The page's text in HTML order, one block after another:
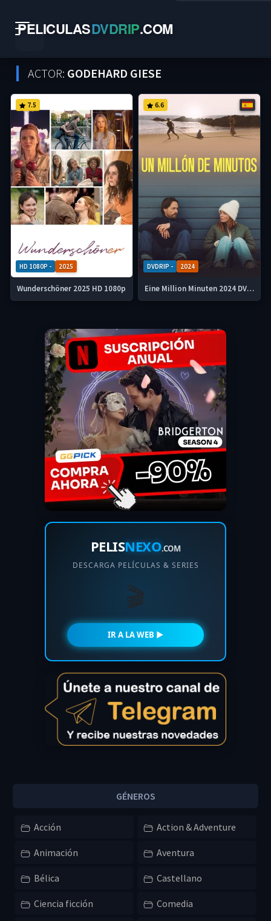
PELICULASDVDRIP.COM
ACTOR: GODEHARD GIESE
HD 1080P - 2025
7.5
Wunderschöner 2025 HD 1080p
DVDRIP - 2024
6.6
Eine Million Minuten 2024 DVDrip
PELISNEXO.COM
DESCARGA PELÍCULAS & SERIES
🎬
IR A LA WEB ►
GÉNEROS
Acción Action & Adventure
Animación Aventura
Bélica Castellano
Ciencia ficción Comedia